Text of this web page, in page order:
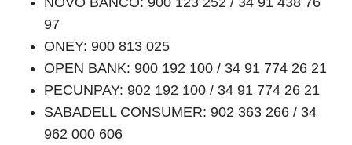
97
ONEY: 900 813 025
OPEN BANK: 900 192 100 / 34 91 774 26 21
PECUNPAY: 902 192 100 / 34 91 774 26 21
SABADELL CONSUMER: 902 363 266 / 34
962 000 606